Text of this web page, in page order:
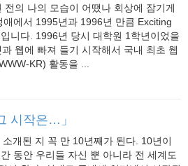
의 나의 모습이 어땠나 회상에 잠기게
에서 1995년과 1996년 만큼 Exciting
니다. 1996년 당시 대학원 1학년이었을
웹에 빠져 들기 시작해서 국내 최초 웹
KR) 활동을 ...
시작은…」
개된 지 꼭 만 10년째가 된다. 10년이
동안 우리들 자신 뿐 아니라 전 세계도